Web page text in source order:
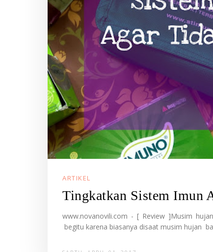
ARTIKEL
Tingkatkan Sistem Imun
www.novanovili.com - [ Review ]Musim
begitu karena biasanya disaat musim hujan